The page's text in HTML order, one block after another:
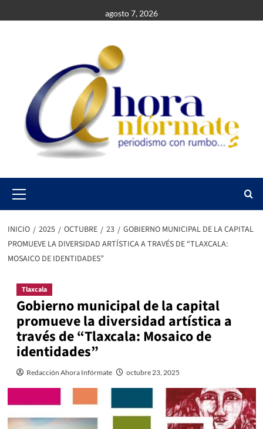
al
agosto 7, 2026
Menu
INICIO 2025 OCTUBRE 23
GOBIERNO MUNICIPAL DE LA CAPITAL
PROMUEVE LA DIVERSIDAD ARTÍSTICA A TRAVÉS DE “TLAXCALA:
MOSAICO DE IDENTIDADES”
Tlaxcala
Gobierno municipal de la capital
promueve la diversidad artística a
través de “Tlaxcala: Mosaico de
identidades”
Redacción Ahora Infórmate octubre 23, 2025